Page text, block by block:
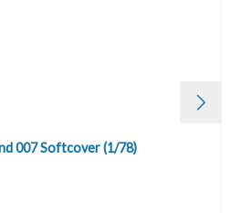
007 Softcover (1/78)